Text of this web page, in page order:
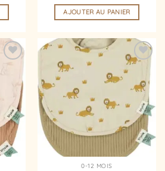
AJOUTER AU PANIER
à la
Ajouter
liste
d’envies
0-12 MOIS